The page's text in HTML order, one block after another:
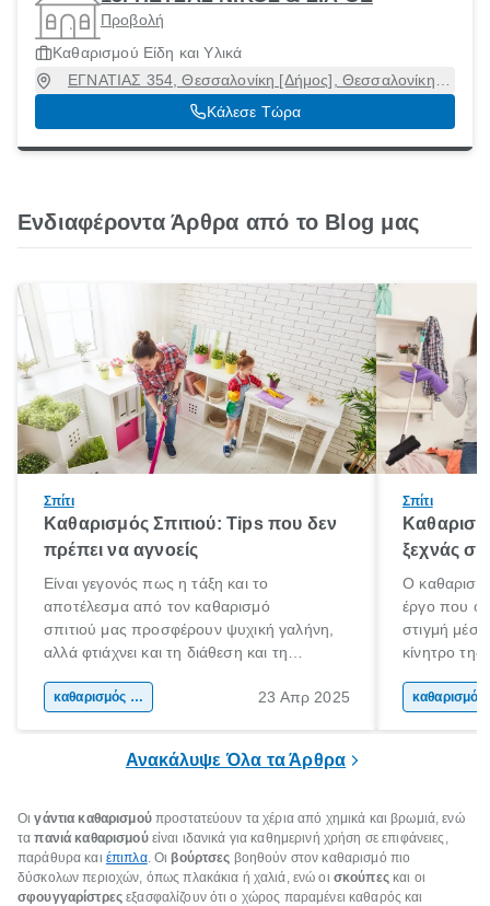
Προβολή
Καθαρισμού Είδη και Υλικά
ΕΓΝΑΤΙΑΣ 354, Θεσσαλονίκη [Δήμος], Θεσσαλονίκη,
54248
Κάλεσε Τώρα
Ενδιαφέροντα Άρθρα από το Blog μας
Σπίτι
Καθαρισμός Σπιτιού: Tips που δεν
πρέπει να αγνοείς
Είναι γεγονός πως η τάξη και το
αποτέλεσμα από τον καθαρισμό
σπιτιού μας προσφέρουν ψυχική γαλήνη,
αλλά φτιάχνει και τη διάθεση και τη
γυρνάς σε ένα όμορφο, καθαρό
καθαρισμός σπιτιού 23 Απρ 2025
Σπίτι
ξεχνάς
Ο
έργο που
στιγμή
κίνητρο της
πιο
Ανακάλυψε Όλα τα Άρθρα
Οιγάντια καθαρισμούπροστατεύουν τα χέρια από χημικά και βρωμιά, ενώ
ταπανιά καθαρισμούείναι ιδανικά για καθημερινή χρήση σε επιφάνειες,
παράθυρα και έπιπλα. Οιβούρτσες βοηθούν στον καθαρισμό πιο
δύσκολων περιοχών, όπως πλακάκια ή χαλιά, ενώ οι σκούπεςκαι οι
σφουγγαρίστρεςεξασφαλίζουν ότι ο χώρος παραμένει καθαρός και